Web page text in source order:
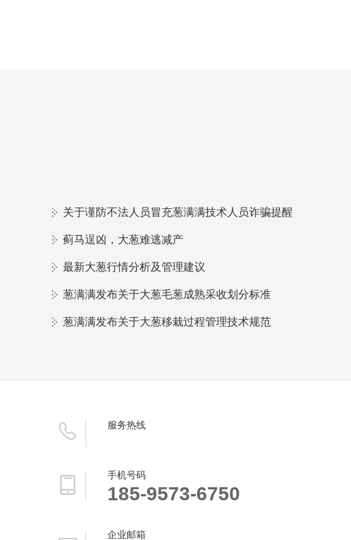
关于谨防不法人员冒充葱满满技术人员诈骗提醒
蓟马逞凶，大葱难逃减产
最新大葱行情分析及管理建议
葱满满发布关于大葱毛葱成熟采收划分标准
葱满满发布关于大葱移栽过程管理技术规范
服务热线
手机号码
185-9573-6750
企业邮箱